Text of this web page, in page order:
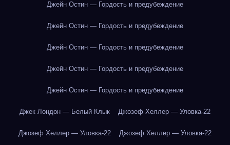
Джейн Остин — Гордость и предубеждение
Джейн Остин — Гордость и предубеждение
Джейн Остин — Гордость и предубеждение
Джейн Остин — Гордость и предубеждение
Джейн Остин — Гордость и предубеждение
Джек Лондон — Белый Клык Джозеф Хеллер — Уловка-22
Джозеф Хеллер — Уловка-22 Джозеф Хеллер — Уловка-22